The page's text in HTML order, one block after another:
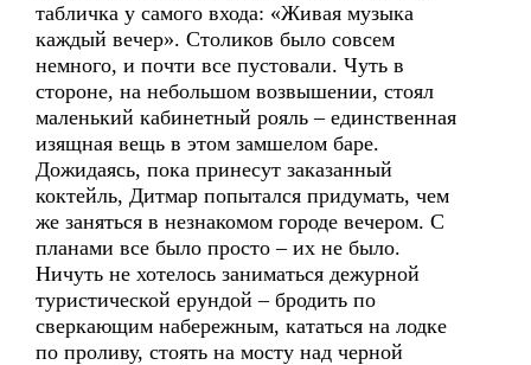
табличка у самого входа: «Живая музыка
каждый вечер». Столиков было совсем
немного, и почти все пустовали. Чуть в
стороне, на небольшом возвышении, стоял
маленький кабинетный рояль – единственная
изящная вещь в этом замшелом баре.
Дожидаясь, пока принесут заказанный
коктейль, Дитмар попытался придумать, чем
же заняться в незнакомом городе вечером. С
планами все было просто – их не было.
Ничуть не хотелось заниматься дежурной
туристической ерундой – бродить по
сверкающим набережным, кататься на лодке
по проливу, стоять на мосту над черной